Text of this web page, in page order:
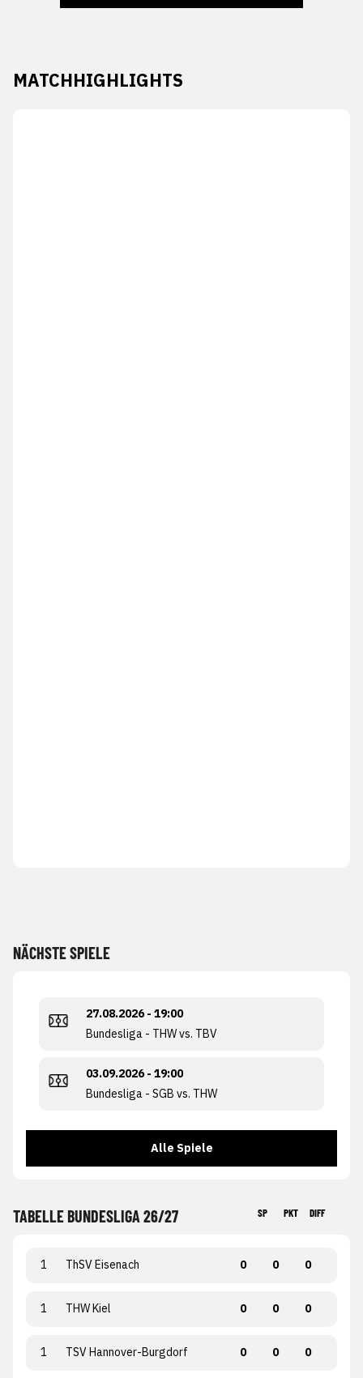
MATCHHIGHLIGHTS
NÄCHSTE SPIELE
27.08.2026 - 19:00
Bundesliga - THW vs. TBV
03.09.2026 - 19:00
Bundesliga - SGB vs. THW
Alle Spiele
TABELLE BUNDESLIGA 26/27 SP PKT DIFF
1 ThSV Eisenach 0 0 0
1 THW Kiel 0 0 0
1 TSV Hannover-Burgdorf 0 0 0